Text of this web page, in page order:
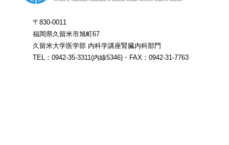
〒830-0011
福岡県久留米市旭町67
久留米大学医学部 内科学講座腎臓内科部門
TEL：0942-35-3311(内線5346)・FAX：0942-31-7763